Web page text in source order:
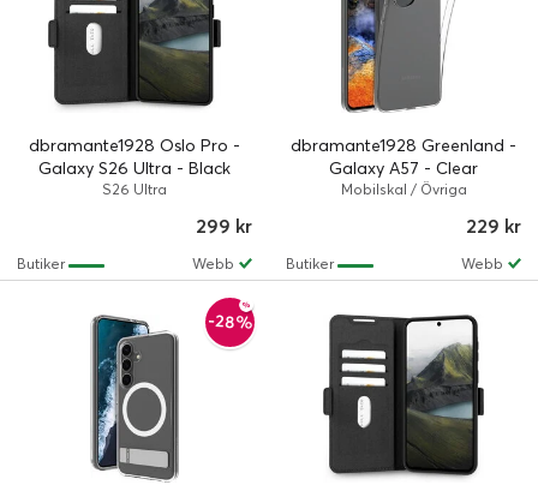
dbramante1928 Oslo Pro -
Galaxy S26 Ultra - Black
S26 Ultra
299 kr
Webb
Butiker
dbramante1928 Greenland -
Galaxy A57 - Clear
Mobilskal / Övriga
229 kr
Webb
Butiker
-28%